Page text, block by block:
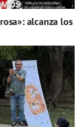
alcanza los